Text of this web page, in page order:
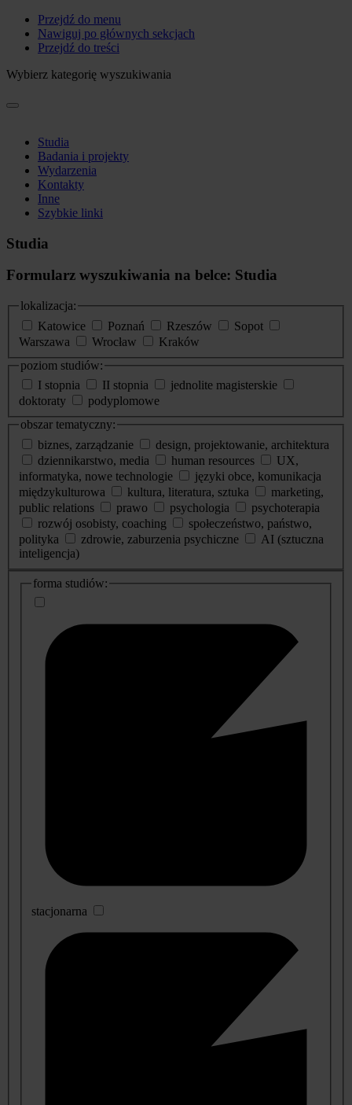
Przejdź do menu
Nawiguj po głównych sekcjach
Przejdź do treści
Wybierz kategorię wyszukiwania
Studia
Badania i projekty
Wydarzenia
Kontakty
Inne
Szybkie linki
Studia
Formularz wyszukiwania na belce: Studia
lokalizacja:
Katowice
Poznań Rzeszów
Sopot
Warszawa
Wrocław
Kraków
poziom studiów:
I stopnia
II stopnia
jednolite magisterskie
doktoraty
podyplomowe
obszar tematyczny:
biznes, zarządzanie
design, projektowanie, architektura
dziennikarstwo, media
human resources
UX,
informatyka, nowe technologie
języki obce, komunikacja
międzykulturowa
kultura, literatura, sztuka
marketing,
public relations
prawo psychologia
psychoterapia
rozwój osobisty, coaching
społeczeństwo, państwo,
polityka
zdrowie, zaburzenia psychiczne
AI (sztuczna
inteligencja)
dodatkowe
informacje
forma studiów:
stacjonarna